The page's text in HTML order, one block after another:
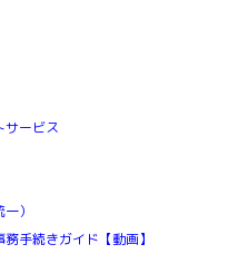
ービス
）
手続きガイド【動画】